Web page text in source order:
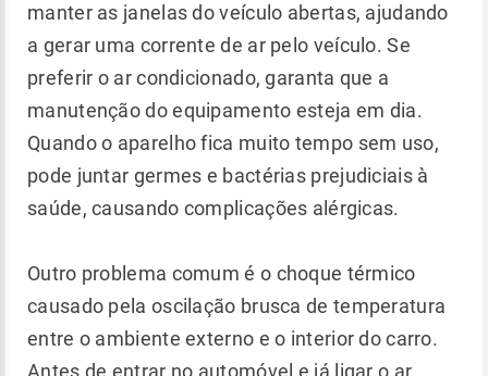
manter as janelas do veículo abertas, ajudando
a gerar uma corrente de ar pelo veículo. Se
preferir o ar condicionado, garanta que a
manutenção do equipamento esteja em dia.
Quando o aparelho fica muito tempo sem uso,
pode juntar germes e bactérias prejudiciais à
saúde, causando complicações alérgicas.
Outro problema comum é o choque térmico
causado pela oscilação brusca de temperatura
entre o ambiente externo e o interior do carro.
Antes de entrar no automóvel e já ligar o ar